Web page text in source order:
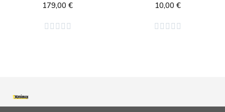
179,00 €
    
10,00 €
    